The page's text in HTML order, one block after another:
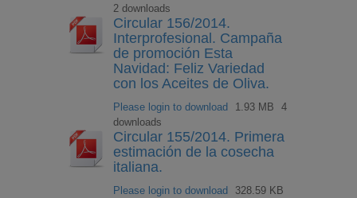
2 downloads
Circular 156/2014.
Interprofesional. Campaña
de promoción Esta
Navidad: Feliz Variedad
con los Aceites de Oliva.
Please login to download 1.93 MB
4
downloads
Circular 155/2014. Primera
estimación de la cosecha
italiana.
Please login to download
328.59 KB